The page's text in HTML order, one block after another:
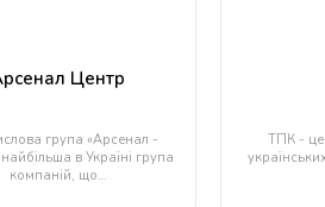
Центр
група «Арсенал -
в Україні група
компаній, що…
ТПК - це